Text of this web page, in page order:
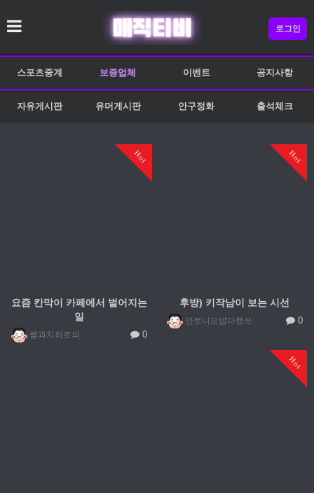
로그인
스포츠중계 보증업체 이벤트 공지사항
자유게시판 유머게시판 안구정화 출석체크
Hot
요즘 칸막이 카페에서 벌어지는
일
쌤과치히로의 0
Hot
후방) 키작남이 보는 시선
안토니오밥다됐쓰 0
Hot